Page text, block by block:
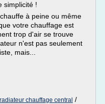
simplicité !
à peine ou même
votre chauffage est
trop d'air se trouve
n'est pas seulement
mais...
chauffage central /